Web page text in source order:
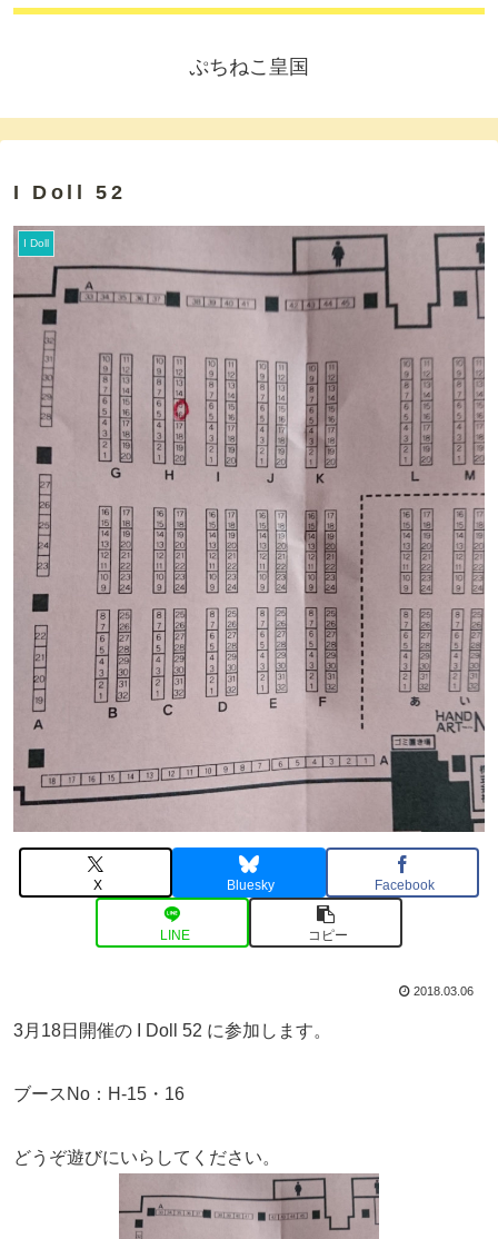
ぷちねこ皇国
I Doll 52
I Doll
X Bluesky Facebook
LINE コピー
2018.03.06
3月18日開催の I Doll 52 に参加します。
ブースNo：H-15・16
どうぞ遊びにいらしてください。